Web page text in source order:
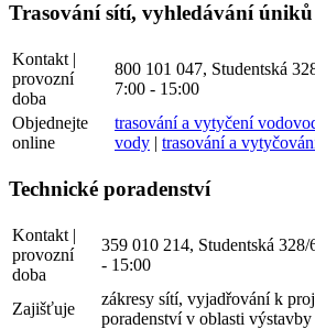
Trasování sítí, vyhledávání úniků
Kontakt |
provozní
doba
800 101 047, Studentská
7:00 - 15:00
Objednejte
online
trasování a vytyčení
vody | trasování a
Technické poradenství
Kontakt |
provozní
doba
359 010 214, Studentská
- 15:00
Zajišťuje
zákresy sítí, vyjadřování k
poradenství v oblasti